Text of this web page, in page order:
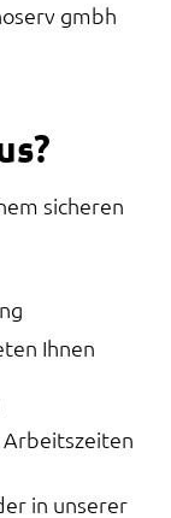
gmbh
sicheren
Ihnen
in unserer